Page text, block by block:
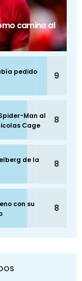
camino al
pedido
9
Man al
Cage
8
de la
8
con su
8